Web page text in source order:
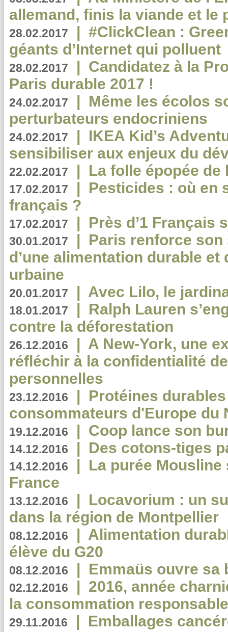
allemand, finis la viande et le
28.02.2017 | #ClickClean :
géants d’Internet qui polluent
28.02.2017 | Candidatez à la
Paris durable 2017 !
24.02.2017 | Même les écolos
perturbateurs endocriniens
24.02.2017 | IKEA Kid’s
sensibiliser aux enjeux du
22.02.2017 | La folle épopée de
17.02.2017 | Pesticides : où en
français ?
17.02.2017 | Près d’1 Français
30.01.2017 | Paris renforce
d’une alimentation durable et
urbaine
20.01.2017 | Avec Lilo, le
18.01.2017 | Ralph Lauren
contre la déforestation
26.12.2016 | A New-York, une
réfléchir à la confidentialité
personnelles
23.12.2016 | Protéines
consommateurs d'Europe du
19.12.2016 | Coop lance son
14.12.2016 | Des cotons-tiges
14.12.2016 | La purée
France
13.12.2016 | Locavorium : un
dans la région de Montpellier
08.12.2016 | Alimentation
élève du G20
08.12.2016 | Emmaüs ouvre sa
02.12.2016 | 2016, année
la consommation
29.11.2016 | Emballages